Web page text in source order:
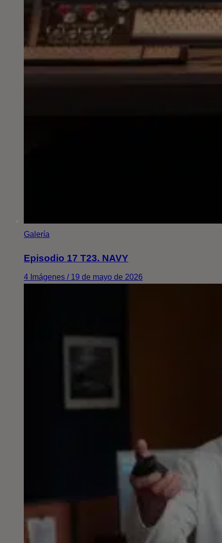
Galería
Episodio 17 T23. NAVY
4 Imágenes / 19 de mayo de 2026